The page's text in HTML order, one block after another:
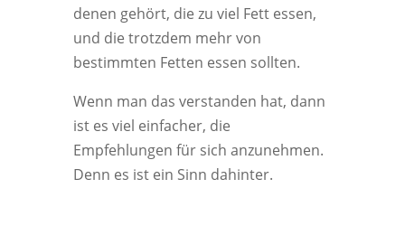
denen gehört, die zu viel Fett essen,
und die trotzdem mehr von
bestimmten Fetten essen sollten.
Wenn man das verstanden hat, dann
ist es viel einfacher, die
Empfehlungen für sich anzunehmen.
Denn es ist ein Sinn dahinter.